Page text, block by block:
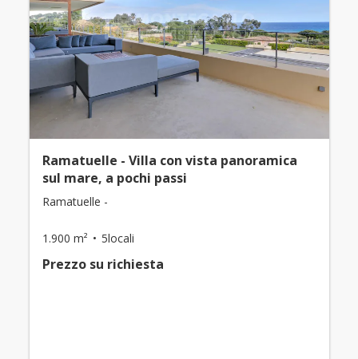
Ramatuelle - Villa con vista panoramica
sul mare, a pochi passi
Ramatuelle -
1.900 m² 5locali
Prezzo su richiesta